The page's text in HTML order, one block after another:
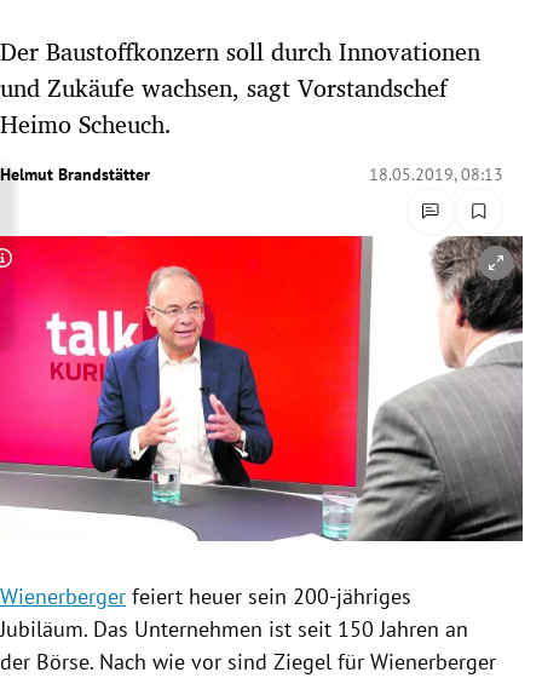
Untermenü
Untermenü
Untermenü
Untermenü
Untermenü
Untermenü
Untermenü
Untermenü
Der Baustoffkonzern soll durch Innovationen
und Zukäufe wachsen, sagt Vorstandschef
Heimo Scheuch.
Helmut Brandstätter 18.05.2019, 08:13
Copyright-Hinweis öffnen/schließen
Wienerberger feiert heuer sein 200-jähriges
Jubiläum. Das Unternehmen ist seit 150 Jahren an
der Börse. Nach wie vor sind Ziegel für Wienerberger